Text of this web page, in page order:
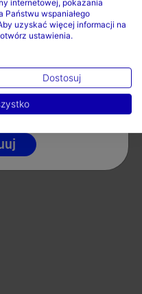
110 stopni
internetowej, pokazania
wspaniałego
uzyskać więcej informacji na
ustawienia.
Dostosuj